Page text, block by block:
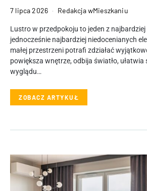
7 lipca 2026 Redakcja wMieszkaniu
Lustro w przedpokoju to jeden z
jednocześnie najbardziej niedocenianych
małej przestrzeni potrafi zdziałać
powiększa wnętrze, odbija światło,
wyglądu…
ZOBACZ ARTYKUŁ